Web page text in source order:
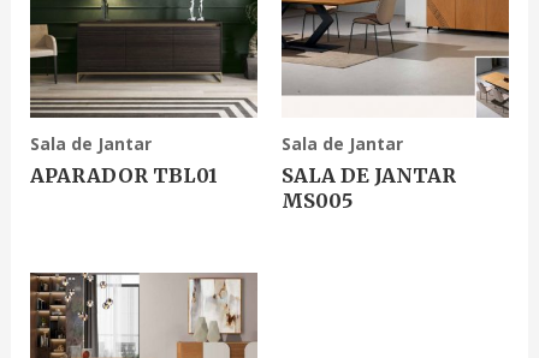
Sala de Jantar
APARADOR TBL01
Sala de Jantar
SALA DE JANTAR
MS005